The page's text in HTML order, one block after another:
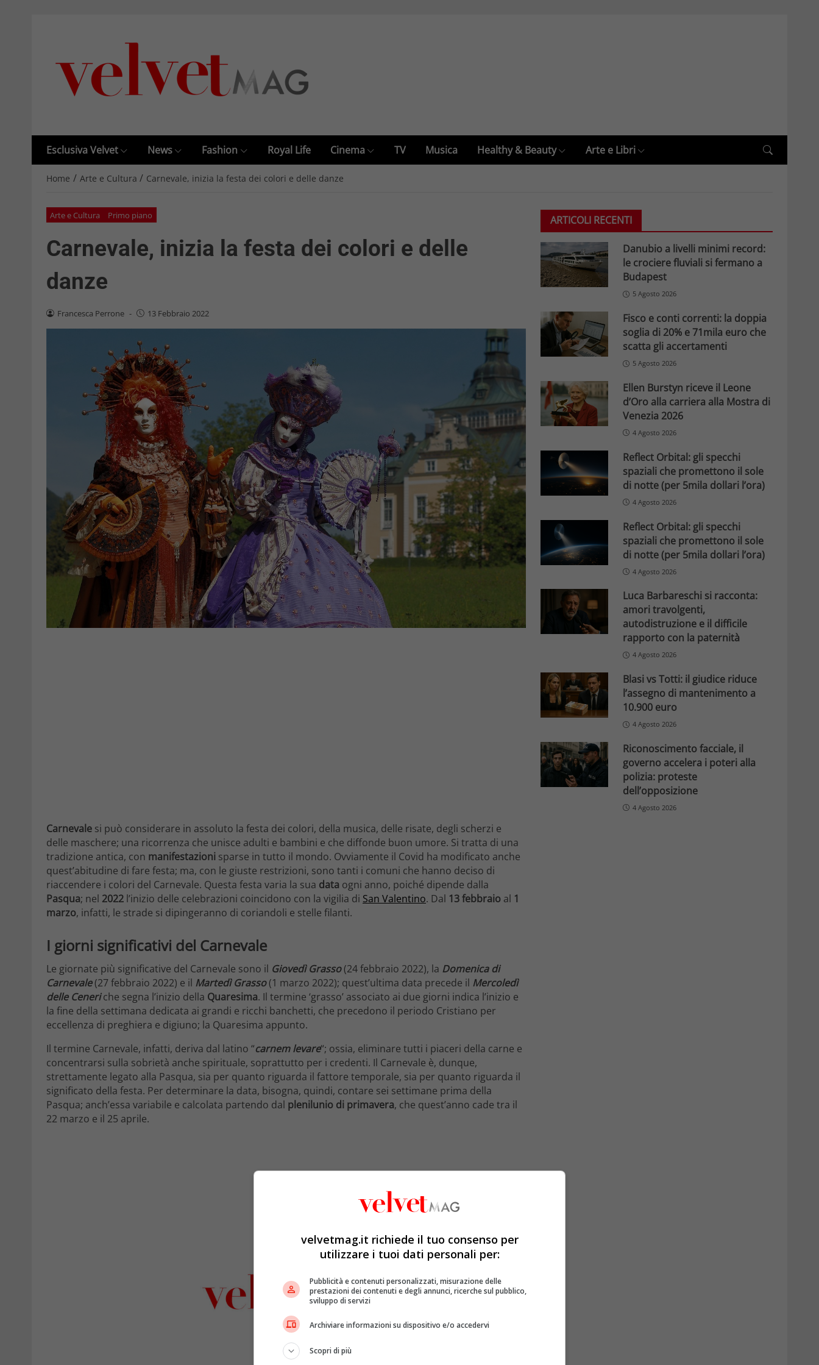
Esclusiva Velvet News Fashion Royal Life Cinema TV Musica Healthy & Beauty Arte e Libri
Home / Arte e Cultura / Carnevale, inizia la festa dei colori e delle danze
Arte e Cultura Primo piano
Carnevale, inizia la festa dei colori e delle
danze
Francesca Perrone - 13 Febbraio 2022
Carnevale si può considerare in assoluto la festa dei colori, della musica, delle risate, degli scherzi e
delle maschere; una ricorrenza che unisce adulti e bambini e che diffonde buon umore. Si tratta di una
tradizione antica, con manifestazioni sparse in tutto il mondo. Ovviamente il Covid ha modificato anche
quest’abitudine di fare festa; ma, con le giuste restrizioni, sono tanti i comuni che hanno deciso di
riaccendere i colori del Carnevale. Questa festa varia la sua data ogni anno, poiché dipende dalla
Pasqua; nel 2022 l’inizio delle celebrazioni coincidono con la vigilia di San Valentino. Dal 13 febbraio al 1
marzo, infatti, le strade si dipingeranno di coriandoli e stelle filanti.
I giorni significativi del Carnevale
Le giornate più significative del Carnevale sono il Giovedì Grasso(24 febbraio 2022), la Domenica di
Carnevale(27 febbraio 2022) e il Martedì Grasso(1 marzo 2022); quest’ultima data precede il Mercoledì
delle Ceneriche segna l’inizio della Quaresima. Il termine ‘grasso’ associato ai due giorni indica l’inizio e
la fine della settimana dedicata ai grandi e ricchi banchetti, che precedono il periodo Cristiano per
eccellenza di preghiera e digiuno; la Quaresima appunto.
Il termine Carnevale, infatti, deriva dal latino “carnem levare“; ossia, eliminare tutti i piaceri della carne e
concentrarsi sulla sobrietà anche spirituale, soprattutto per i credenti. Il Carnevale è, dunque,
strettamente legato alla Pasqua, sia per quanto riguarda il fattore temporale, sia per quanto riguarda il
significato della festa. Per determinare la data, bisogna, quindi, contare sei settimane prima della
Pasqua; anch’essa variabile e calcolata partendo dal plenilunio di primavera, che quest’anno cade tra il
22 marzo e il 25 aprile.
ARTICOLI RECENTI
Danubio a livelli minimi record:
le crociere fluviali si fermano a
Budapest
5 Agosto 2026
Fisco e conti correnti: la doppia
soglia di 20% e 71mila euro che
scatta gli accertamenti
5 Agosto 2026
Ellen Burstyn riceve il Leone
d’Oro alla carriera alla Mostra di
Venezia 2026
4 Agosto 2026
Reflect Orbital: gli specchi
spaziali che promettono il sole
di notte (per 5mila dollari l’ora)
4 Agosto 2026
Reflect Orbital: gli specchi
spaziali che promettono il sole
di notte (per 5mila dollari l’ora)
4 Agosto 2026
Luca Barbareschi si racconta:
amori travolgenti,
autodistruzione e il difficile
rapporto con la paternità
4 Agosto 2026
Blasi vs Totti: il giudice riduce
l’assegno di mantenimento a
10.900 euro
4 Agosto 2026
Riconoscimento facciale, il
governo accelera i poteri alla
polizia: proteste
dell’opposizione
4 Agosto 2026
velvetmag.it richiede il tuo consenso per
utilizzare i tuoi dati personali per:
Pubblicità e contenuti personalizzati, misurazione delle
prestazioni dei contenuti e degli annunci, ricerche sul pubblico,
sviluppo di servizi
Archiviare informazioni su dispositivo e/o accedervi
Scopri di più